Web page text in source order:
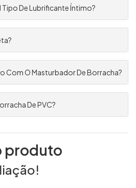
De Lubrificante Íntimo?
Com O Masturbador De Borracha?
De PVC?
produto